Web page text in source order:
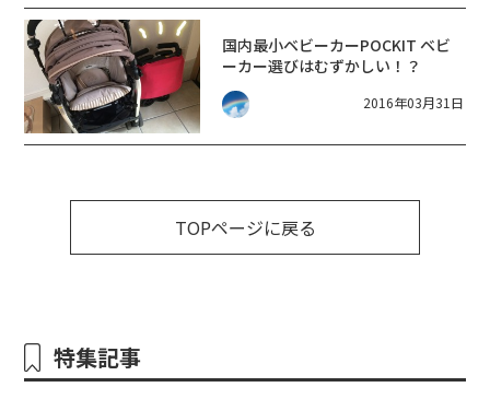
国内最小ベビーカーPOCKIT ベビ
ーカー選びはむずかしい！？
2016年03月31日
TOPページに戻る
特集記事